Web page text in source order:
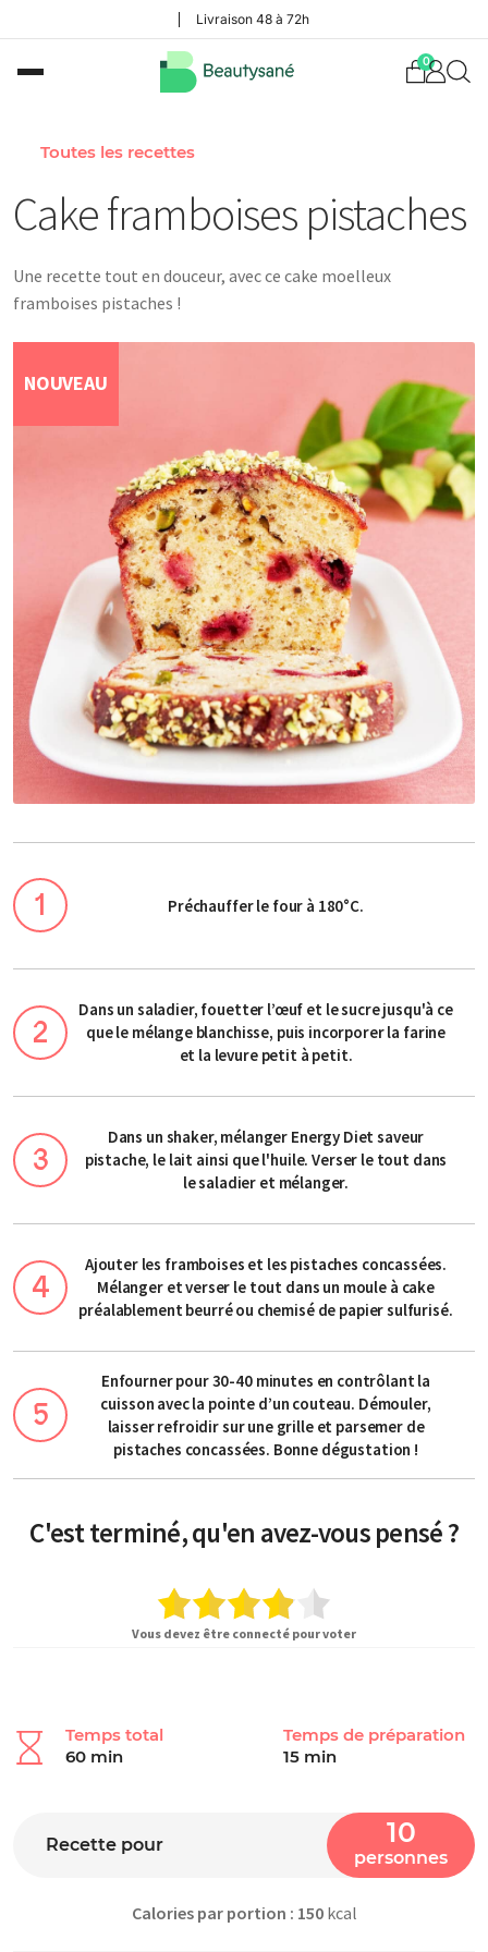
Livraison 48 à 72h
0
Toutes les recettes
Cake framboises pistaches
Une recette tout en douceur, avec ce cake moelleux
framboises pistaches !
NOUVEAU
Préchauffer le four à 180°C.
Dans un saladier, fouetter l’œuf et le sucre jusqu'à ce
que le mélange blanchisse, puis incorporer la farine
et la levure petit à petit.
Dans un shaker, mélanger Energy Diet saveur
pistache, le lait ainsi que l'huile. Verser le tout dans
le saladier et mélanger.
Ajouter les framboises et les pistaches concassées.
Mélanger et verser le tout dans un moule à cake
préalablement beurré ou chemisé de papier sulfurisé.
Enfourner pour 30-40 minutes en contrôlant la
cuisson avec la pointe d’un couteau. Démouler,
laisser refroidir sur une grille et parsemer de
pistaches concassées. Bonne dégustation !
C'est terminé, qu'en avez-vous pensé ?
Vous devez être connecté pour voter
Temps total
60 min
Temps de préparation
15 min
Recette pour 10
personnes
Calories par portion : 150kcal